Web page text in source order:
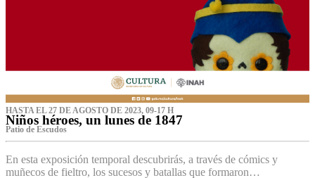
HASTA EL 27 DE AGOSTO DE 2023, 09-17 H
Niños héroes, un lunes de 1847
Patio de Escudos
En esta exposición temporal descubrirás, a través de cómics y
muñecos de fieltro, los sucesos y batallas que formaron…